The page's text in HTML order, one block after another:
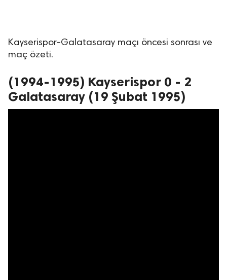
Kayserispor-Galatasaray maçı öncesi sonrası ve
maç özeti.
(1994-1995) Kayserispor 0 - 2
Galatasaray (19 Şubat 1995)